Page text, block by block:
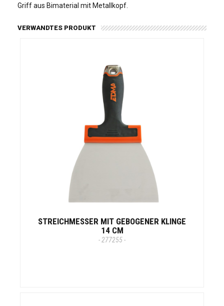
Griff aus Bimaterial mit Metallkopf.
VERWANDTES PRODUKT
STREICHMESSER MIT GEBOGENER KLINGE
14 CM
- 277255 -